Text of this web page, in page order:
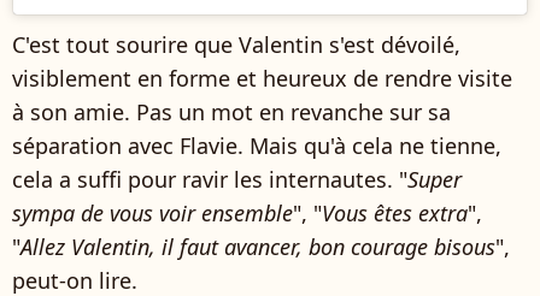
C'est tout sourire que Valentin s'est dévoilé,
visiblement en forme et heureux de rendre visite
à son amie. Pas un mot en revanche sur sa
séparation avec Flavie. Mais qu'à cela ne tienne,
cela a suffi pour ravir les internautes. "Super
sympa de vous voir ensemble", "Vous êtes extra",
"Allez Valentin, il faut avancer, bon courage bisous",
peut-on lire.